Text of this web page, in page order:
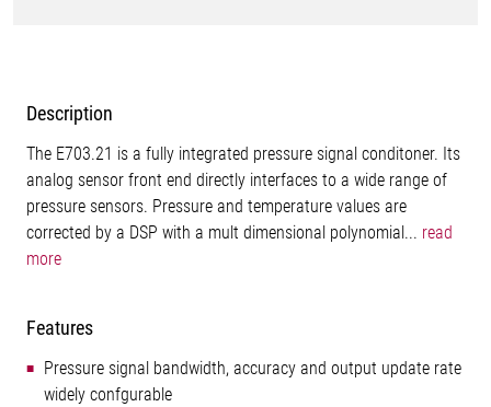
Description
The E703.21 is a fully integrated pressure signal conditoner. Its
analog sensor front end directly interfaces to a wide range of
pressure sensors. Pressure and temperature values are
corrected by a DSP with a mult dimensional polynomial... read
more
Features
Pressure signal bandwidth, accuracy and output update rate
widely confgurable